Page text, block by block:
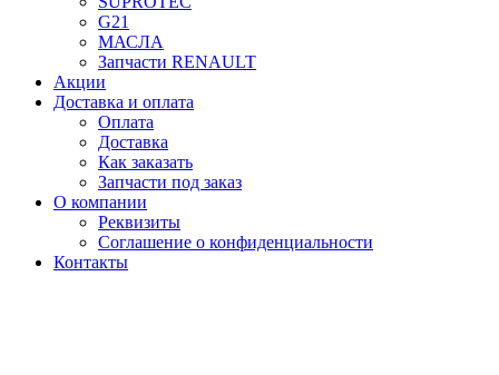
G21
МАСЛА
Запчасти RENAULT
Акции
Доставка и оплата
Оплата
Доставка
Как заказать
Запчасти под заказ
О компании
Реквизиты
Соглашение о конфиденциальности
Контакты